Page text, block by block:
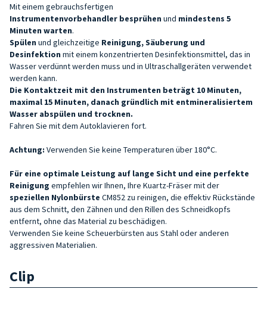
Mit einem gebrauchsfertigen
Instrumentenvorbehandler besprühen und mindestens 5
Minuten warten.
Spülen und gleichzeitige Reinigung, Säuberung und
Desinfektion mit einem konzentrierten Desinfektionsmittel, das in
Wasser verdünnt werden muss und in Ultraschallgeräten verwendet
werden kann.
Die Kontaktzeit mit den Instrumenten beträgt 10 Minuten,
maximal 15 Minuten, danach gründlich mit entmineralisiertem
Wasser abspülen und trocknen.
Fahren Sie mit dem Autoklavieren fort.
Achtung: Verwenden Sie keine Temperaturen über 180°C.
Für eine optimale Leistung auf lange Sicht und eine perfekte
Reinigung empfehlen wir Ihnen, Ihre Kuartz-Fräser mit der
speziellen Nylonbürste CM852 zu reinigen, die effektiv Rückstände
aus dem Schnitt, den Zähnen und den Rillen des Schneidkopfs
entfernt, ohne das Material zu beschädigen.
Verwenden Sie keine Scheuerbürsten aus Stahl oder anderen
aggressiven Materialien.
Clip